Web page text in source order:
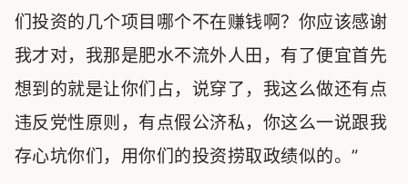
们投资的几个项目哪个不在赚钱啊？你应该感谢
我才对，我那是肥水不流外人田，有了便宜首先
想到的就是让你们占，说穿了，我这么做还有点
违反党性原则，有点假公济私，你这么一说跟我
存心坑你们，用你们的投资捞取政绩似的。”